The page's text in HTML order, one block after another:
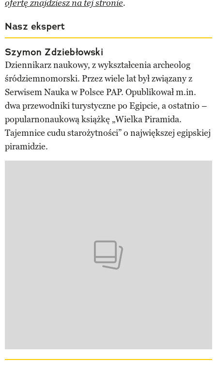
ofertę znajdziesz na tej stronie.
Nasz ekspert
Szymon Zdziebłowski
Dziennikarz naukowy, z wykształcenia archeolog
śródziemnomorski. Przez wiele lat był związany z
Serwisem Nauka w Polsce PAP. Opublikował m.in.
dwa przewodniki turystyczne po Egipcie, a ostatnio –
popularnonaukową książkę „Wielka Piramida.
Tajemnice cudu starożytności” o największej egipskiej
piramidzie.